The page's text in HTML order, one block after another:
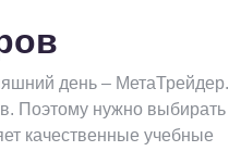
день – МетаТрейдер.
Поэтому нужно выбирать
качественные учебные